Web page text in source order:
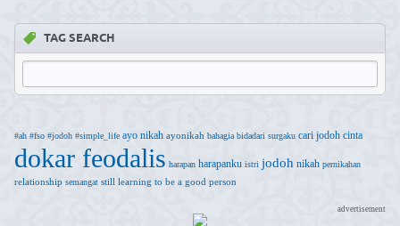
TAG SEARCH
#ah #fso #jodoh #simple_life ayo nikah ayonikah bahagia bidadari surgaku cari jodoh cinta
dokar feodalis harapan harapanku istri jodoh nikah pernikahan
relationship semangat still learning to be a good person
advertisement